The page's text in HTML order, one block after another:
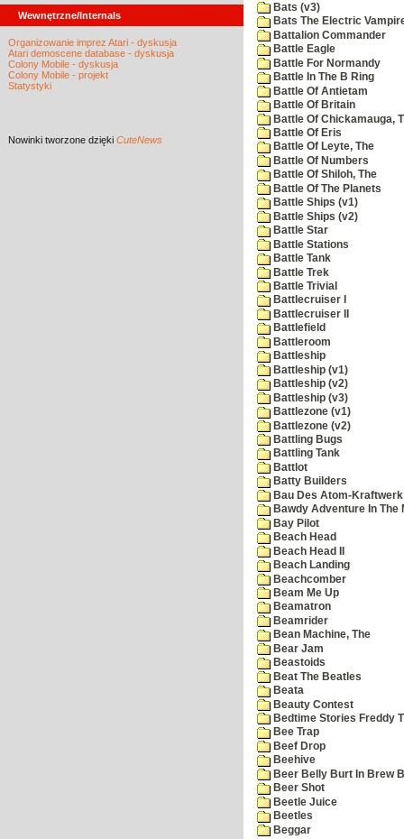
Wewnętrzne/Internals
Organizowanie imprez Atari - dyskusja
Atari demoscene database - dyskusja
Colony Mobile - dyskusja
Colony Mobile - projekt
Statystyki
Nowinki tworzone dzięki CuteNews
Bats (v3)
Bats The Electric
Battalion Commander
Battle Eagle
Battle For Normandy
Battle In The B Ring
Battle Of Antietam
Battle Of Britain
Battle Of Chickamauga,
Battle Of Eris
Battle Of Leyte, The
Battle Of Numbers
Battle Of Shiloh, The
Battle Of The Planets
Battle Ships (v1)
Battle Ships (v2)
Battle Star
Battle Stations
Battle Tank
Battle Trek
Battle Trivial
Battlecruiser I
Battlecruiser II
Battlefield
Battleroom
Battleship
Battleship (v1)
Battleship (v2)
Battleship (v3)
Battlezone (v1)
Battlezone (v2)
Battling Bugs
Battling Tank
Battlot
Batty Builders
Bau Des Atom-Kraftwerk
Bawdy Adventure In The
Bay Pilot
Beach Head
Beach Head II
Beach Landing
Beachcomber
Beam Me Up
Beamatron
Beamrider
Bean Machine, The
Bear Jam
Beastoids
Beat The Beatles
Beata
Beauty Contest
Bedtime Stories Freddy
Bee Trap
Beef Drop
Beehive
Beer Belly Burt In Brew
Beer Shot
Beetle Juice
Beetles
Beggar